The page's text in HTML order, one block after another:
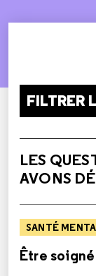
FILTRER
LES
AVONS
SANTÉ
Être